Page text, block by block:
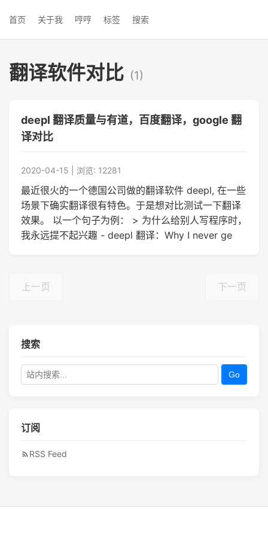
首页 关于我 哼哼 标签 搜索
翻译软件对比 (1)
deepl 翻译质量与有道，百度翻译，google 翻
译对比
2020-04-15 | 浏览: 12281
最近很火的一个德国公司做的翻译软件 deepl, 在一些
场景下确实翻译很有特色。于是想对比测试一下翻译
效果。 以一个句子为例： > 为什么给别人写程序时，
我永远提不起兴趣 - deepl 翻译：Why I never ge
上一页 下一页
搜索
Go
订阅
RSS Feed